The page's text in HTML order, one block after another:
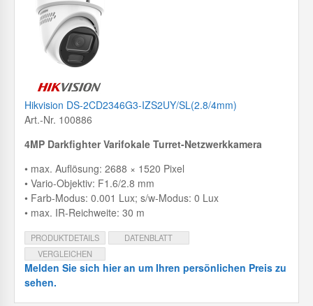
Hikvision DS-2CD2346G3-IZS2UY/SL(2.8/4mm)
Art.-Nr. 100886
4MP Darkfighter Varifokale Turret-Netzwerkkamera
• max. Auflösung: 2688 × 1520 Pixel
• Vario-Objektiv: F1.6/2.8 mm
• Farb-Modus: 0.001 Lux; s/w-Modus: 0 Lux
• max. IR-Reichweite: 30 m
PRODUKTDETAILS
DATENBLATT
VERGLEICHEN
Melden Sie sich hier an um Ihren persönlichen Preis zu
sehen.